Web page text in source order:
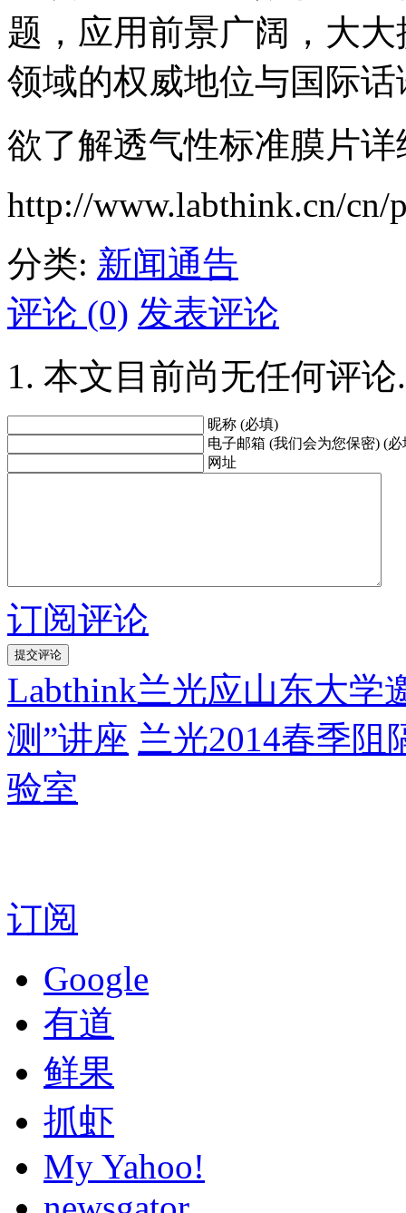
题，应用前景广阔，大
领域的权威地位与国际话
欲了解透气性标准膜片
http://www.labthink.cn/cn/
分类: 新闻通告
评论 (0) 发表评论
本文目前尚无任何评论.
昵称 (必填)
电子邮箱 (我们会为您保密) (必
网址
订阅评论
Labthink兰光应山东大学
测”讲座 兰光2014春季阻
验室
订阅
Google
有道
鲜果
抓虾
My Yahoo!